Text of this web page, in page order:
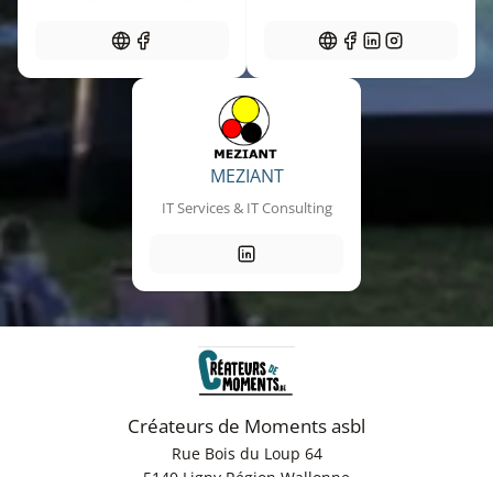
MEZIANT
IT Services & IT Consulting
Créateurs de Moments asbl
Rue Bois du Loup 64